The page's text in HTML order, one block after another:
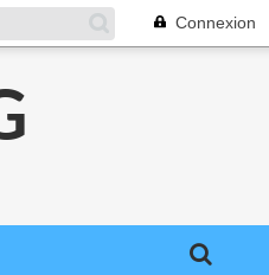
Connexion